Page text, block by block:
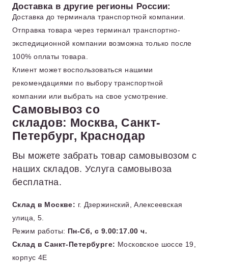
Доставка в другие регионы России:
Доставка до терминала транспортной компании.
Отправка товара через терминал транспортно-
экспедиционной компании возможна только после
100% оплаты товара.
Клиент может воспользоваться нашими
рекомендациями по выбору транспортной
компании или выбрать на свое усмотрение.
Самовывоз со
складов: Москва, Санкт-
Петербург, Краснодар
Вы можете забрать товар самовывозом с
наших складов. Услуга самовывоза
бесплатна.
Склад в Москве: г. Дзержинский, Алексеевская
улица, 5.
Режим работы: Пн-Сб, с 9.00:17.00 ч.
Склад в Санкт-Петербурге: Московское шоссе 19,
корпус 4Е